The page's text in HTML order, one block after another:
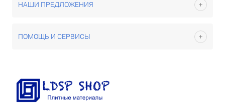
НАШИ ПРЕДЛОЖЕНИЯ
ПОМОЩЬ И СЕРВИСЫ